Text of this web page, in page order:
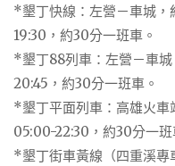
*墾丁快線：左營－車城
19:30，約30分一班車。
*墾丁88列車：左營－車
20:45，約30分一班車。
*墾丁平面列車：高雄火車
05:00-22:30，約30分一班
*墾丁街車黃線（四重溪專